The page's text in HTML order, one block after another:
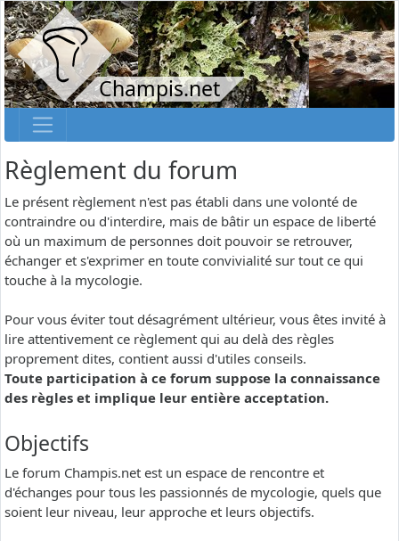
Champis.net
Règlement du forum
Le présent règlement n'est pas établi dans une volonté de
contraindre ou d'interdire, mais de bâtir un espace de liberté
où un maximum de personnes doit pouvoir se retrouver,
échanger et s'exprimer en toute convivialité sur tout ce qui
touche à la mycologie.
Pour vous éviter tout désagrément ultérieur, vous êtes invité à
lire attentivement ce règlement qui au delà des règles
proprement dites, contient aussi d'utiles conseils.
Toute participation à ce forum suppose la connaissance
des règles et implique leur entière acceptation.
Objectifs
Le forum Champis.net est un espace de rencontre et
d'échanges pour tous les passionnés de mycologie, quels que
soient leur niveau, leur approche et leurs objectifs.